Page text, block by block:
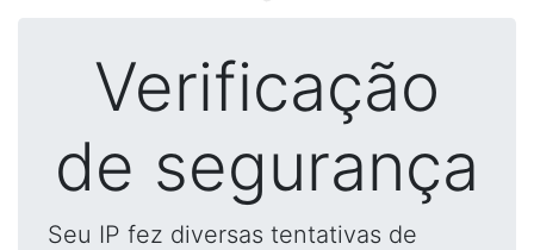
Verificação
de segurança
Seu IP fez diversas tentativas de